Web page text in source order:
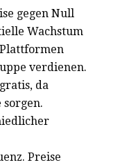
gegen Null
Wachstum
verdienen.
da
Preise